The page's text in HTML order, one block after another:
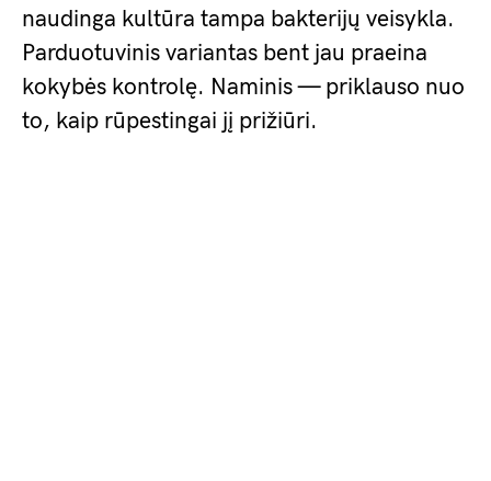
naudinga kultūra tampa bakterijų veisykla.
Parduotuvinis variantas bent jau praeina
kokybės kontrolę. Naminis — priklauso nuo
to, kaip rūpestingai jį prižiūri.